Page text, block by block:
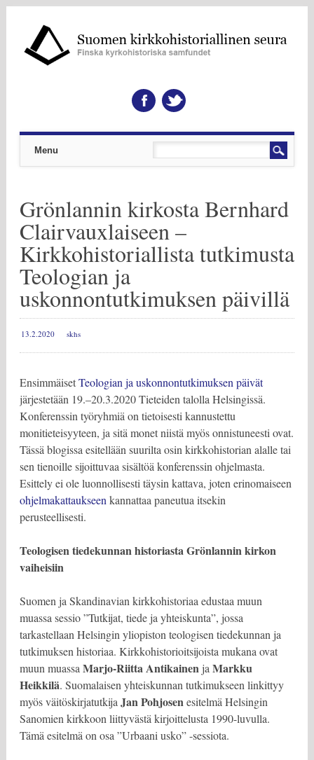
Päävalikko
Menu
Grönlannin kirkosta Bernhard
Clairvauxlaiseen –
Kirkkohistoriallista tutkimusta
Teologian ja
uskonnontutkimuksen päivillä
13.2.2020 skhs
EnsimmäisetTeologian ja uskonnontutkimuksen päivät
järjestetään 19.–20.3.2020 Tieteiden talolla Helsingissä.
Konferenssin työryhmiä on tietoisesti kannustettu
monitieteisyyteen, ja sitä monet niistä myös onnistuneesti ovat.
Tässä blogissa esitellään suurilta osin kirkkohistorian alalle tai
sen tienoille sijoittuvaa sisältöä konferenssin ohjelmasta.
Esittely ei ole luonnollisesti täysin kattava, joten erinomaiseen
ohjelmakattaukseen kannattaa paneutua itsekin
perusteellisesti.
Teologisen tiedekunnan historiasta Grönlannin kirkon
vaiheisiin
Suomen ja Skandinavian kirkkohistoriaa edustaa muun
muassa sessio ”Tutkijat, tiede ja yhteiskunta”, jossa
tarkastellaan Helsingin yliopiston teologisen tiedekunnan ja
tutkimuksen historiaa. Kirkkohistorioitsijoista mukana ovat
muun muassa Marjo-Riitta Antikainen ja Markku
Heikkilä. Suomalaisen yhteiskunnan tutkimukseen linkittyy
myös väitöskirjatutkija Jan Pohjosen esitelmä Helsingin
Sanomien kirkkoon liittyvästä kirjoittelusta 1990-luvulla.
Tämä esitelmä on osa ”Urbaani usko” -sessiota.